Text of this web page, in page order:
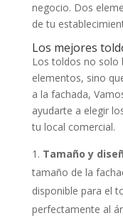
negocio. Dos
de tu
Los mejores
Los toldos no solo
elementos, sino
a la fachada,
ayudarte a elegir
tu local comercial.
Tamaño y
tamaño de la
disponible para el
perfectamente al